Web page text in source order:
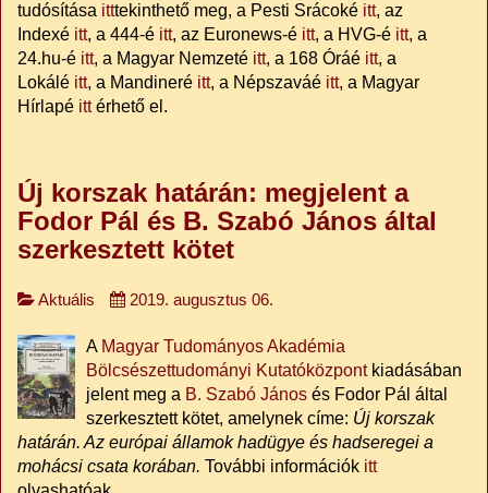
tudósítása itttekinthető meg, a Pesti Srácoké itt, az
Indexé itt, a 444-é itt, az Euronews-é itt, a HVG-é itt, a
24.hu-é itt, a Magyar Nemzeté itt, a 168 Óráé itt, a
Lokálé itt, a Mandineré itt, a Népszaváé itt, a Magyar
Hírlapé ittérhető el.
Új korszak határán: megjelent a
Fodor Pál és B. Szabó János által
szerkesztett kötet
Aktuális 2019. augusztus 06.
A Magyar Tudományos Akadémia
Bölcsészettudományi Kutatóközpontkiadásában
jelent meg a B. Szabó János és Fodor Pál által
szerkesztett kötet, amelynek címe: Új korszak
határán. Az európai államok hadügye és hadseregei a
mohácsi csata korában. További információk itt